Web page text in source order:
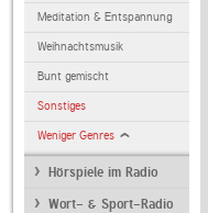
Meditation & Entspannung
Weihnachtsmusik
Bunt gemischt
Sonstiges
Weniger Genres
Hörspiele im Radio
Wort- & Sport-Radio